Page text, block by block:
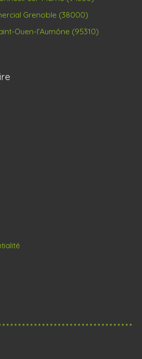
Grenoble (38000)
Ouen-l'Aumône (95310)